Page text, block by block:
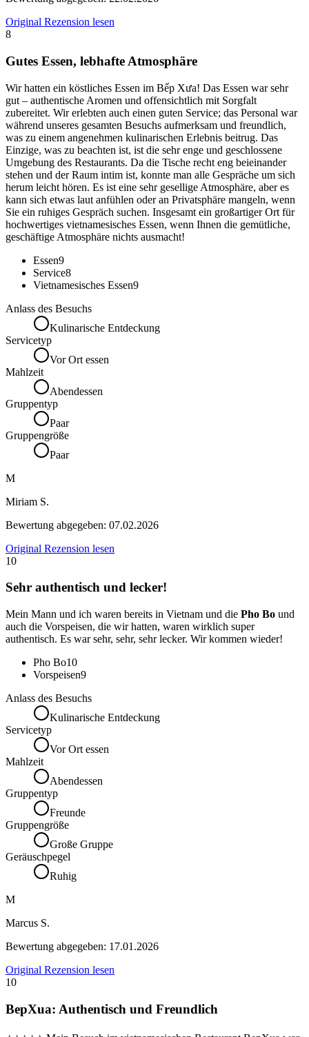
Original Rezension lesen
8
Gutes Essen, lebhafte Atmosphäre
Wir hatten ein köstliches Essen im Bếp Xưa! Das Essen war sehr
gut – authentische Aromen und offensichtlich mit Sorgfalt
zubereitet. Wir erlebten auch einen guten Service; das Personal war
während unseres gesamten Besuchs aufmerksam und freundlich,
was zu einem angenehmen kulinarischen Erlebnis beitrug. Das
Einzige, was zu beachten ist, ist die sehr enge und geschlossene
Umgebung des Restaurants. Da die Tische recht eng beieinander
stehen und der Raum intim ist, konnte man alle Gespräche um sich
herum leicht hören. Es ist eine sehr gesellige Atmosphäre, aber es
kann sich etwas laut anfühlen oder an Privatsphäre mangeln, wenn
Sie ein ruhiges Gespräch suchen. Insgesamt ein großartiger Ort für
hochwertiges vietnamesisches Essen, wenn Ihnen die gemütliche,
geschäftige Atmosphäre nichts ausmacht!
Essen9
Service8
Vietnamesisches Essen9
Anlass des Besuchs
Kulinarische Entdeckung
Servicetyp
Vor Ort essen
Mahlzeit
Abendessen
Gruppentyp
Paar
Gruppengröße
Paar
M
Miriam S.
Bewertung abgegeben: 07.02.2026
Original Rezension lesen
10
Sehr authentisch und lecker!
Mein Mann und ich waren bereits in Vietnam und die Pho Bo und
auch die Vorspeisen, die wir hatten, waren wirklich super
authentisch. Es war sehr, sehr, sehr lecker. Wir kommen wieder!
Pho Bo10
Vorspeisen9
Anlass des Besuchs
Kulinarische Entdeckung
Servicetyp
Vor Ort essen
Mahlzeit
Abendessen
Gruppentyp
Freunde
Gruppengröße
Große Gruppe
Geräuschpegel
Ruhig
M
Marcus S.
Bewertung abgegeben: 17.01.2026
Original Rezension lesen
10
BepXua: Authentisch und Freundlich